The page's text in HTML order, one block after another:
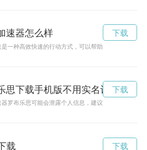
速器怎么样
是一种高效快速的行动方式，可以帮助人们在快节奏
下载
思下载手机版不用实名认证
罗布乐思可能会泄露个人信息，建议不要实名注册以
下载
载 下载